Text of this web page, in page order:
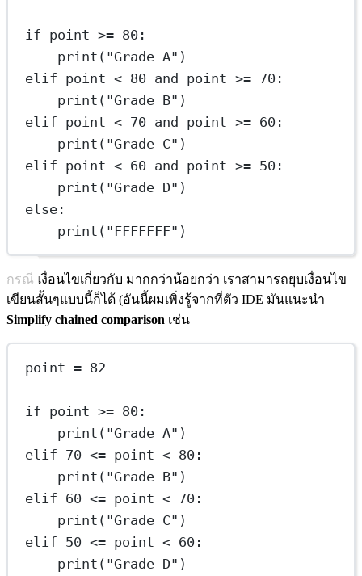
if point >= 80 :
print ( "Grade A" )
elif point < 80 and point >= 70 :
print ( "Grade B" )
elif point < 70 and point >= 60 :
print ( "Grade C" )
elif point < 60 and point >= 50 :
print ( "Grade D" )
else :
print ( "FFFFFFF" )
กรณี เงื่อนไขเกี่ยวกับ มากกว่าน้อยกว่า เราสามารถยุบเงื่อนไข
เขียนสั้นๆแบบนี้ก็ได้ (อันนี้ผมเพิ่งรู้จากที่ตัว IDE มันแนะนำ
Simplify chained comparison เช่น
point = 82
if point >= 80 :
print ( "Grade A" )
elif 70 <= point < 80 :
print ( "Grade B" )
elif 60 <= point < 70 :
print ( "Grade C" )
elif 50 <= point < 60 :
print ( "Grade D" )